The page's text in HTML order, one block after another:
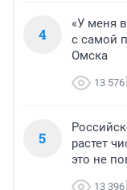
4
«У меня
с самой
Омска
13 576
5
растет
это не
13 396